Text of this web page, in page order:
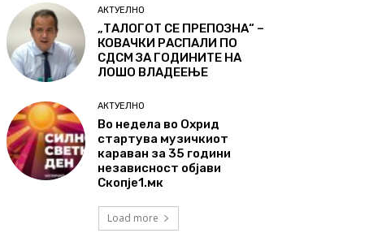
АКТУЕЛНО
„ТАЛОГОТ СЕ ПРЕПОЗНА“ –
КОВАЧКИ РАСПАЛИ ПО
СДСМ ЗА ГОДИНИТЕ НА
ЛОШО ВЛАДЕЕЊЕ
АКТУЕЛНО
Во недела во Охрид
стартува музичкиот
караван за 35 години
независност објави
Скопје1.мк
Load more